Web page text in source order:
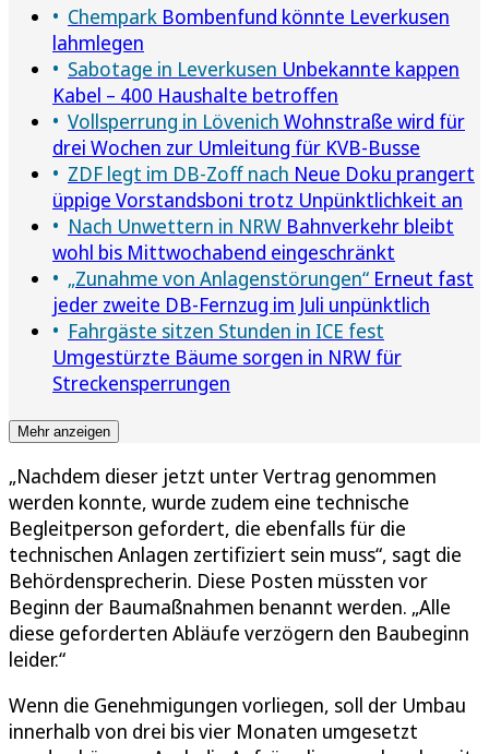
Chempark Bombenfund könnte Leverkusen
lahmlegen
Sabotage in Leverkusen Unbekannte kappen
Kabel – 400 Haushalte betroffen
Vollsperrung in Lövenich Wohnstraße wird für
drei Wochen zur Umleitung für KVB-Busse
ZDF legt im DB-Zoff nach Neue Doku prangert
üppige Vorstandsboni trotz Unpünktlichkeit an
Nach Unwettern in NRW Bahnverkehr bleibt
wohl bis Mittwochabend eingeschränkt
„Zunahme von Anlagenstörungen“ Erneut fast
jeder zweite DB-Fernzug im Juli unpünktlich
Fahrgäste sitzen Stunden in ICE fest
Umgestürzte Bäume sorgen in NRW für
Streckensperrungen
Mehr anzeigen
„Nachdem dieser jetzt unter Vertrag genommen
werden konnte, wurde zudem eine technische
Begleitperson gefordert, die ebenfalls für die
technischen Anlagen zertifiziert sein muss“, sagt die
Behördensprecherin. Diese Posten müssten vor
Beginn der Baumaßnahmen benannt werden. „Alle
diese geforderten Abläufe verzögern den Baubeginn
leider.“
Wenn die Genehmigungen vorliegen, soll der Umbau
innerhalb von drei bis vier Monaten umgesetzt